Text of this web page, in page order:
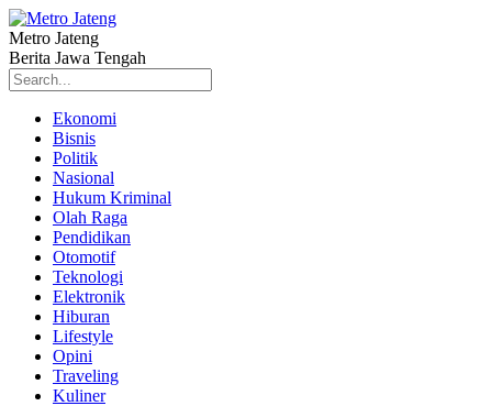
Metro Jateng
Berita Jawa Tengah
Ekonomi
Bisnis
Politik
Nasional
Hukum Kriminal
Olah Raga
Pendidikan
Otomotif
Teknologi
Elektronik
Hiburan
Lifestyle
Opini
Traveling
Kuliner